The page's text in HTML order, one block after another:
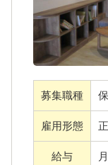
える環境」
・「柔軟な働
・「子どもた
雰囲気が自慢
募集職種
雇用形態
給与